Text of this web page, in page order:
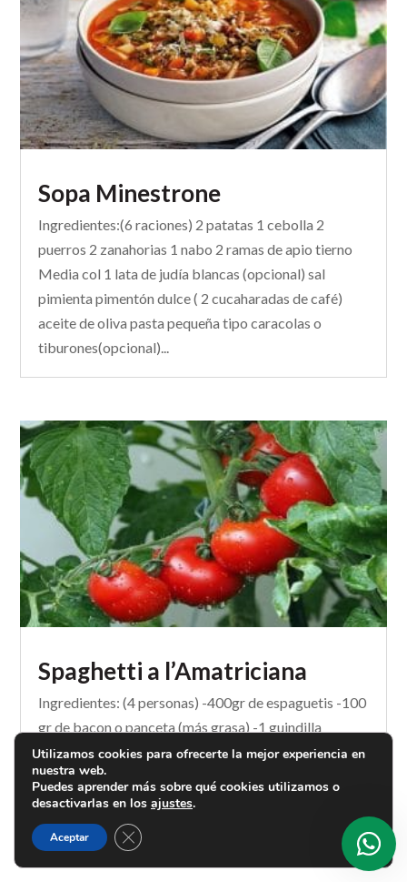
Sopa Minestrone
Ingredientes:(6 raciones) 2 patatas 1 cebolla 2
puerros 2 zanahorias 1 nabo 2 ramas de apio tierno
Media col 1 lata de judía blancas (opcional) sal
pimienta pimentón dulce ( 2 cucaharadas de café)
aceite de oliva pasta pequeña tipo caracolas o
tiburones(opcional)...
Spaghetti a l’Amatriciana
Ingredientes: (4 personas) -400gr de espaguetis -100
gr de bacon o panceta (más grasa) -1 guindilla
fresca(también vale la seca) -350 gr de tomate
fresco triturado(o en lata) -50 ml de vino blanco -
pimienta y sal -Pecorino romano ( queso de oveja
curado también vale)...
Utilizamos cookies para ofrecerte la mejor experiencia en
nuestra web.
Puedes aprender más sobre qué cookies utilizamos o
desactivarlas en los ajustes.
Aceptar Cerrar el banner de cookies RGPD